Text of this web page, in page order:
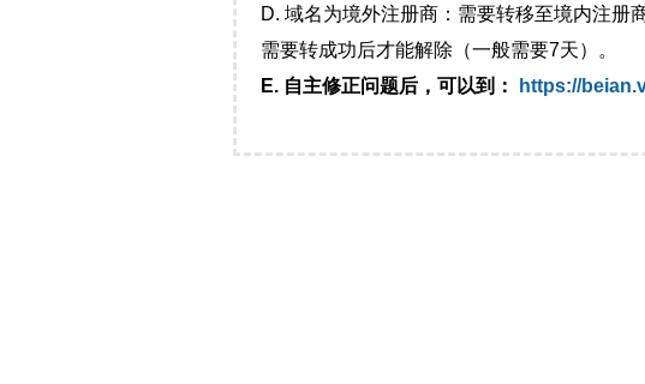
D. 域名为境外注册商：需要转移至境内注册
需要转成功后才能解除（一般需要7天）。
E. 自主修正问题后，可以到：
https://